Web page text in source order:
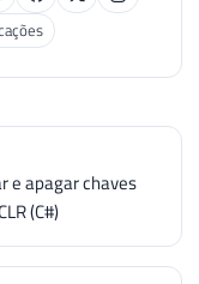
e apagar chaves
(C#)